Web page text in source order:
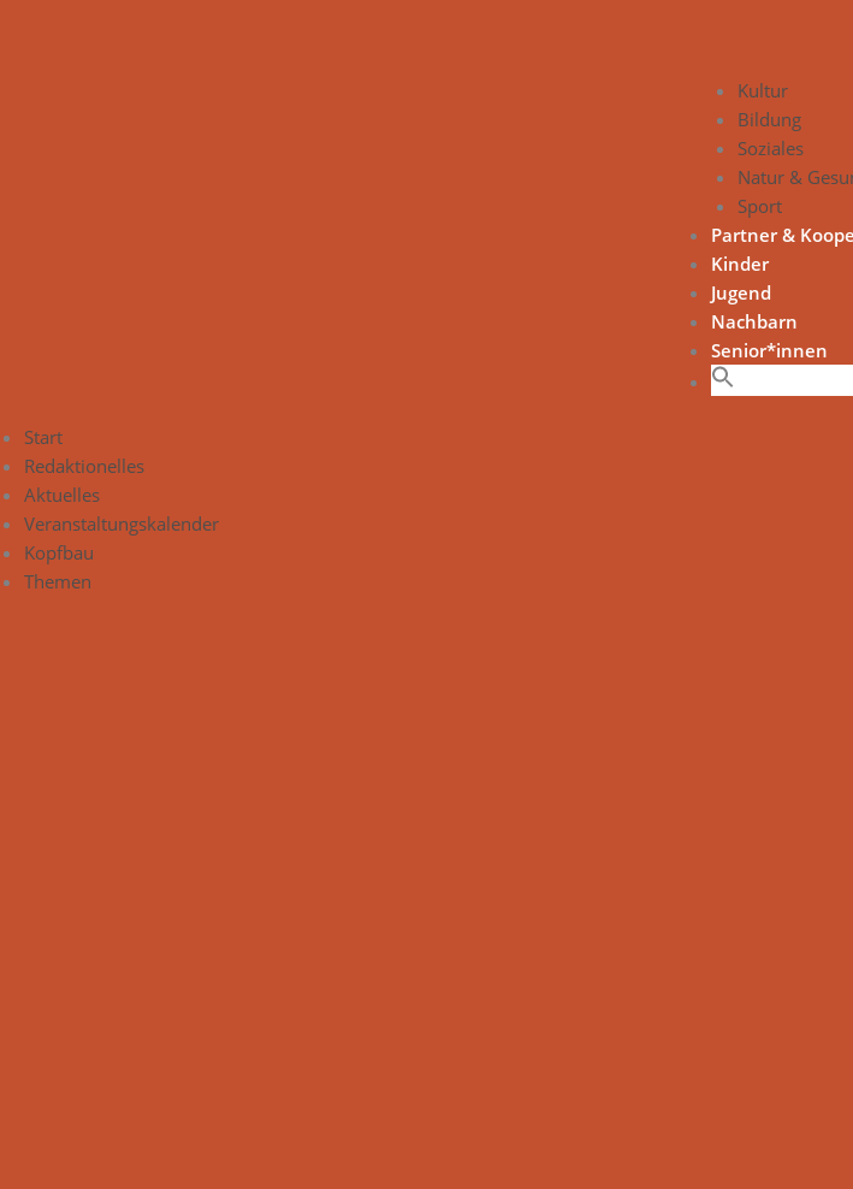
Kultur
Bildung
Soziales
Natur &
Sport
Partner &
Kinder
Jugend
Nachbarn
Senior*innen
Start
Redaktionelles
Aktuelles
Veranstaltungskalender
Kopfbau
Themen